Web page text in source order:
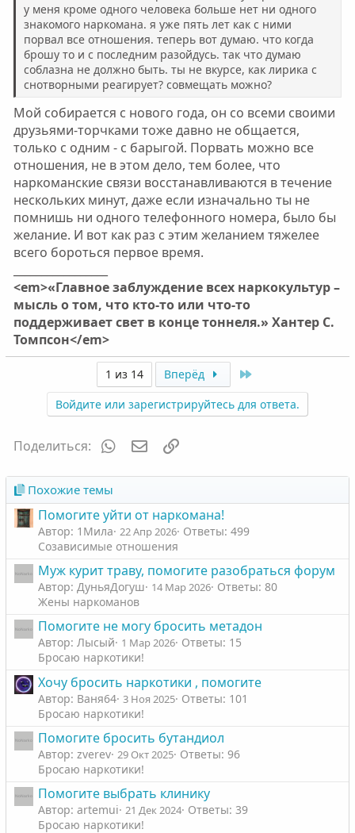
у меня кроме одного человека больше нет ни одного
знакомого наркомана. я уже пять лет как с ними
порвал все отношения. теперь вот думаю. что когда
брошу то и с последним разойдусь. так что думаю
соблазна не должно быть. ты не вкурсе, как лирика с
снотворными реагирует? совмещать можно?
Мой собирается с нового года, он со всеми своими
друзьями-торчками тоже давно не общается,
только с одним - с барыгой. Порвать можно все
отношения, не в этом дело, тем более, что
наркоманские связи восстанавливаются в течение
нескольких минут, даже если изначально ты не
помнишь ни одного телефонного номера, было бы
желание. И вот как раз с этим желанием тяжелее
всего бороться первое время.
<em>«Главное заблуждение всех наркокультур –
мысль о том, что кто-то или что-то
поддерживает свет в конце тоннеля.» Хантер С.
Томпсон</em>
1 из 14 Вперёд
Войдите или зарегистрируйтесь для ответа.
Поделиться: WhatsAppЭлектронная почта
Похожие темы
Помогите уйти от наркомана!
Автор: 1Мила 22 Апр 2026 Ответы: 499
Созависимые отношения
Муж курит траву, помогите разобраться форум
Автор: ДуньяДогуш 14 Мар 2026 Ответы: 80
Жены наркоманов
Помогите не могу бросить метадон
Автор: Лысый 1 Мар 2026 Ответы: 15
Бросаю наркотики!
Хочу бросить наркотики , помогите
Автор: Ваня64 3 Ноя 2025 Ответы: 101
Бросаю наркотики!
Помогите бросить бутандиол
Автор: zverev 29 Окт 2025 Ответы: 96
Бросаю наркотики!
Помогите выбрать клинику
Автор: artemui 21 Дек 2024 Ответы: 39
Бросаю наркотики!